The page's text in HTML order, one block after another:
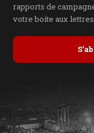
rapports de
votre boite aux